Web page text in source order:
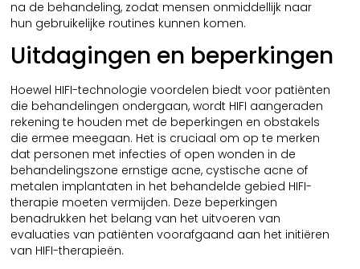
na de behandeling, zodat mensen onmiddellijk naar
hun gebruikelijke routines kunnen komen.
Uitdagingen en beperkingen
Hoewel HIFI-technologie voordelen biedt voor patiënten
die behandelingen ondergaan, wordt HIFI aangeraden
rekening te houden met de beperkingen en obstakels
die ermee meegaan. Het is cruciaal om op te merken
dat personen met infecties of open wonden in de
behandelingszone ernstige acne, cystische acne of
metalen implantaten in het behandelde gebied HIFI-
therapie moeten vermijden. Deze beperkingen
benadrukken het belang van het uitvoeren van
evaluaties van patiënten voorafgaand aan het initiëren
van HIFI-therapieën.